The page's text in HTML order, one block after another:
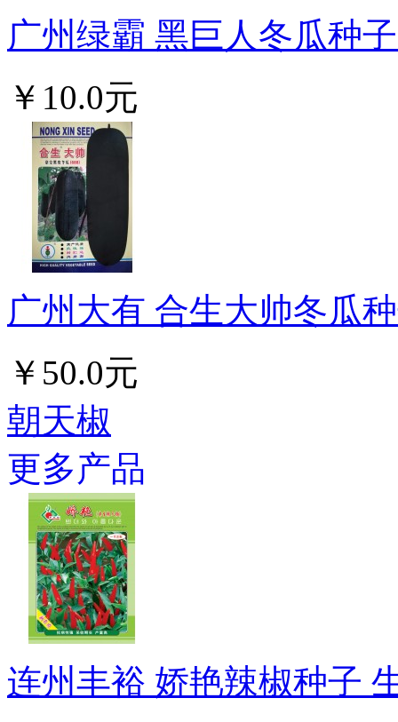
广州绿霸 黑巨人冬瓜种
￥10.0元
广州大有 合生大帅冬瓜
￥50.0元
朝天椒
更多产品
连州丰裕 娇艳辣椒种子